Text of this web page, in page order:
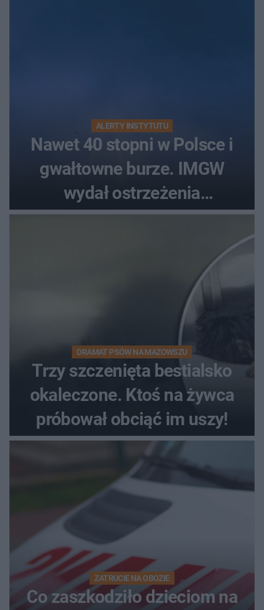
ALERTY INSTYTUTU
Nawet 40 stopni w Polsce i
gwałtowne burze. IMGW
wydał ostrzeżenia
najwyższego stopnia
DRAMAT PSÓW NA MAZOWSZU
Trzy szczenięta bestialsko
okaleczone. Ktoś na żywca
próbował obciąć im uszy!
ZATRUCIE NA OBOZIE
Co zaszkodziło dzieciom na